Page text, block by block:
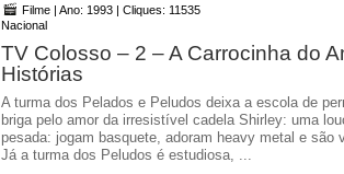
Filme | Ano: 1993 | Cliques: 11535
Nacional
TV Colosso – 2 – A Carrocinha do
Histórias
A turma dos Pelados e Peludos deixa a escola de
briga pelo amor da irresistível cadela Shirley: uma
pesada: jogam basquete, adoram heavy metal e são
Já a turma dos Peludos é estudiosa, ...